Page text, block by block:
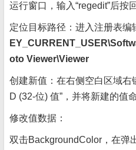
运行窗口，输入“regedit”后按
定位目标路径：进入注册表编
oto Viewer\Viewer
创建新值：在右侧空白区域右
D (32-位) 值”，并将新建的值
修改值数据：
双击BackgroundColor，在弹